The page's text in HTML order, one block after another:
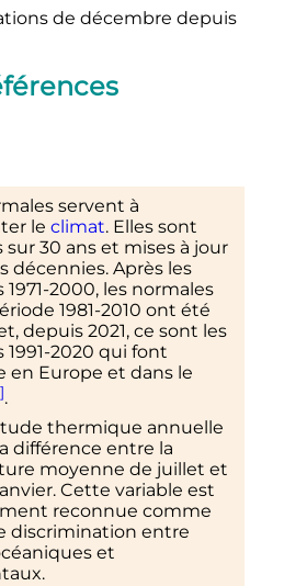
de décembre depuis
servent à
le climat. Elles sont
sur 30 ans et mises à jour
décennies. Après les
1971-2000, les normales
1981-2010 ont été
depuis 2021, ce sont les
1991-2020 qui font
en Europe et dans le
.
thermique annuelle
différence entre la
moyenne de juillet et
Cette variable est
reconnue comme
discrimination entre
et